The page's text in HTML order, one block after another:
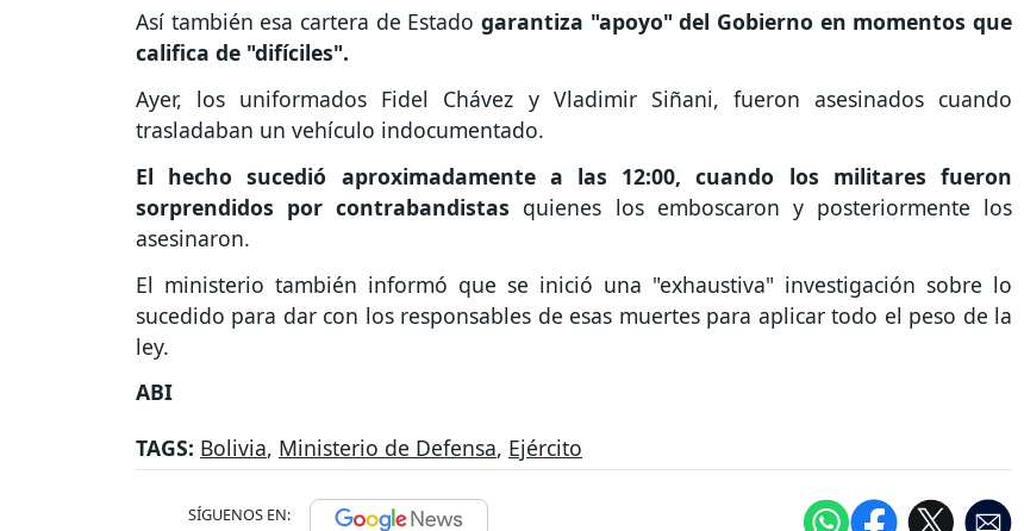
Así también esa cartera de Estado garantiza "apoyo" del Gobierno en momentos que
califica de "difíciles".
Ayer, los uniformados Fidel Chávez y Vladimir Siñani, fueron asesinados cuando
trasladaban un vehículo indocumentado.
El hecho sucedió aproximadamente a las 12:00, cuando los militares fueron
sorprendidos por contrabandistas quienes los emboscaron y posteriormente los
asesinaron.
El ministerio también informó que se inició una "exhaustiva" investigación sobre lo
sucedido para dar con los responsables de esas muertes para aplicar todo el peso de la
ley.
ABI
TAGS: Bolivia, Ministerio de Defensa, Ejército
SÍGUENOS EN: